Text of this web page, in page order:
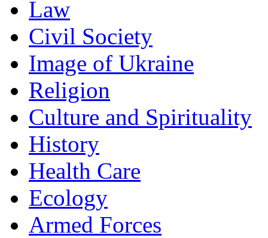
Law
Civil Society
Image of Ukraine
Religion
Culture and Spirituality
History
Health Care
Ecology
Armed Forces